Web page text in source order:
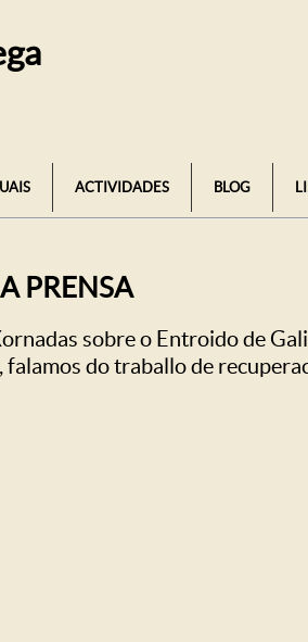
ACTIVIDADES BLOG
PRENSA
sobre o Entroido de
do traballo de